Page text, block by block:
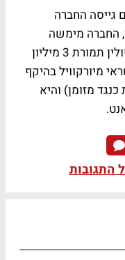
גייסה החברה
כמו כן, החברה מימשה
לאחרונה את אחזקותיה בפרוייקט בפולין תמורת 3 מיליון
מיורקוויל בהיקף
כנגד מזומן) והיא
התגובות